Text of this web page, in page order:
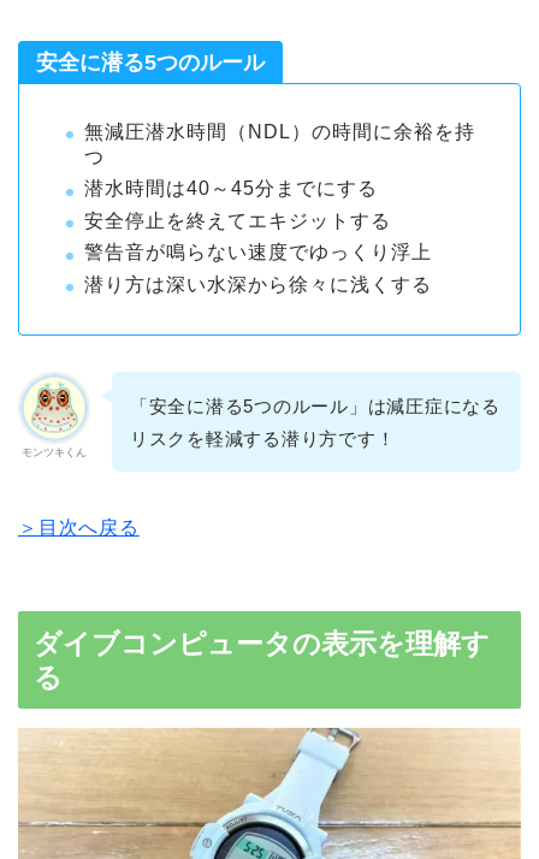
安全に潜る5つのルール
無減圧潜水時間（NDL）の時間に余裕を持
つ
潜水時間は40～45分までにする
安全停止を終えてエキジットする
警告音が鳴らない速度でゆっくり浮上
潜り方は深い水深から徐々に浅くする
モンツキくん
「安全に潜る5つのルール」は減圧症になる
リスクを軽減する潜り方です！
＞目次へ戻る
ダイブコンピュータの表示を理解す
る